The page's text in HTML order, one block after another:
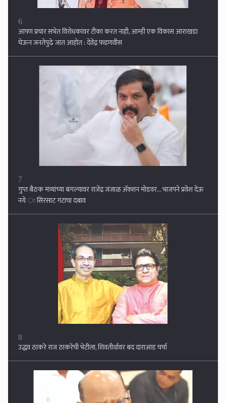
7
गुप्त बैठक मंत्र्यांच्या बंगल्यावर राजेंद्र जंजाळ अ‍ॅक्शन मोडवर... भाजपने प्रवेश देऊ
नये ः सिरसाट गटाचा दबाव
8
उद्धव ठाकरे राज ठाकरेंची भेटीला, शिवतीर्थावर बंद दाराआड चर्चा
9
महायुतीचे नेते कामावर नाही तर पैशावर मते मागत आहेत !! शरद पवार यांचा गंभीर
आरोप